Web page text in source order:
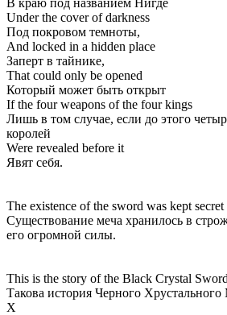
Under the cover of darkness
Под покровом темноты,
And locked in a hidden place
Заперт в тайнике,
That could only be opened
Который может быть открыт
If the four weapons of the four kings
Лишь в том случае, если до этого
королей
Were revealed before it
Явят себя.
The existence of the sword was kept
Существование меча хранилось в
его огромной силы.
This is the story of the Black Crystal
Такова история Черного Хрустального
Х